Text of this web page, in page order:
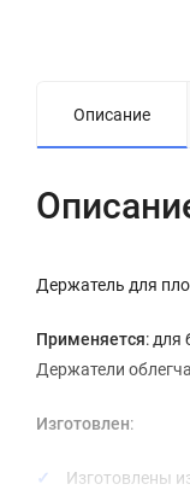
Описание
Держатель для
Применяется: для
Держатели
Изготовлен:
Изготовлены